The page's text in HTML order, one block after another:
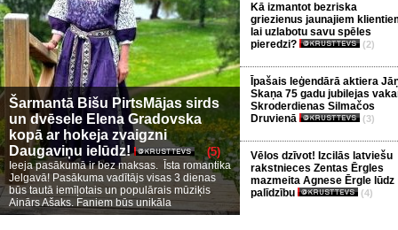
Šarmantā Bišu PirtsMājas sirds
un dvēsele Elena Gradovska
kopā ar hokeja zvaigzni
Daugaviņu ielūdz!
(5)
Ieeja pasākumā ir bez maksas. Īsta romantika
Jelgavā! Pasākuma vadītājs visas 3 dienas
būs tautā iemīļotais un populārais mūziķis
Ainārs Ašaks. Faniem būs unikāla
Kā izmantot bezriska
griezienus jaunajiem
lai uzlabotu savu spēles
pieredzi?
(2)
Īpašais leģendārā aktiera
Skaņa 75 gadu jubilejas
Skroderdienas Silmačos
Druvienā
(3)
Vēlos dzīvot! Izcilās latviešu
rakstnieces Zentas Ērgles
mazmeita Agnese Ērgle lūdz
palīdzību
(4)